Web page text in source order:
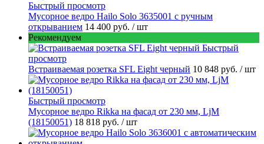
Быстрый просмотр
Мусорное ведро Hailo Solo 3635001 c ручным
открыванием 14 400 руб. / шт
Рекомендуем
Быстрый
просмотр
Встраиваемая розетка SFL Eight черный 10 848 руб. / шт
Быстрый просмотр
Мусорное ведро Rikka на фасад от 230 мм, LjM
(18150051) 18 818 руб. / шт